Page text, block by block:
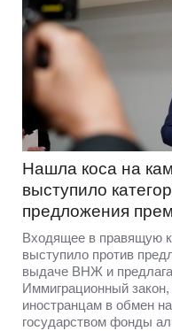
Нашла коса на
выступило
предложения
Входящее в правящую
выступило против
выдаче ВНЖ и
Иммиграционный
иностранцам в обмен
государством фонды